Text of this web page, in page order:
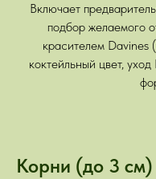
Включает
подбор желаемого
красителем Davines
коктейльный цвет,
Корни (до 3 см)